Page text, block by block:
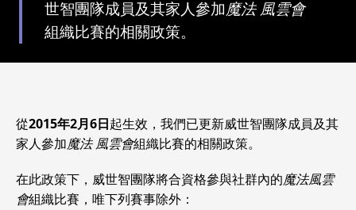
世智團隊成員及其家人參加魔法 風雲會
組織比賽的相關政策。
從2015年2月6日起生效，我們已更新威世智團隊成員及其
家人參加魔法 風雲會組織比賽的相關政策。
在此政策下，威世智團隊將合資格參與社群內的魔法風雲
會組織比賽，唯下列賽事除外：